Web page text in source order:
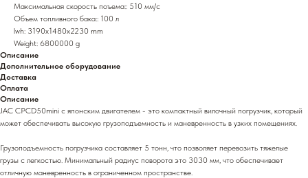
Максимальная скорость поъема:: 510 мм/с
Объем топливного бака:: 100 л
lwh: 3190x1480x2230 mm
Weight: 6800000 g
Описание
Дополнительное оборудование
Доставка
Оплата
Описание
JAC CPCD50mini c японским двигателем - это компактный вилочный погрузчик, который
может обеспечивать высокую грузоподъемность и маневренность в узких помещениях.
Грузоподъемность погрузчика составляет 5 тонн, что позволяет перевозить тяжелые
грузы с легкостью. Минимальный радиус поворота это 3030 мм, что обеспечивает
отличную маневренность в ограниченном пространстве.